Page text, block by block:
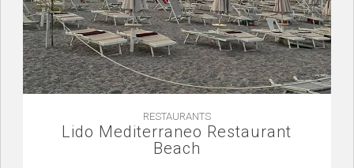
RESTAURANTS
Lido Mediterraneo Restaurant
Beach